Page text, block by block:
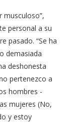
musculoso”,
personal a su
pasado. “Se ha
demasiada
deshonesta
pertenezco a
hombres -
mujeres (No,
y estoy